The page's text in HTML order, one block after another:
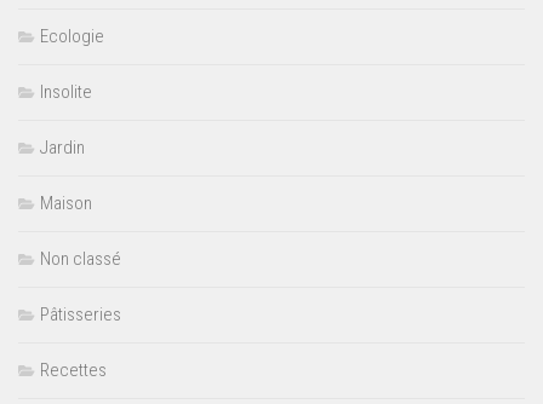
Ecologie
Insolite
Jardin
Maison
Non classé
Pâtisseries
Recettes